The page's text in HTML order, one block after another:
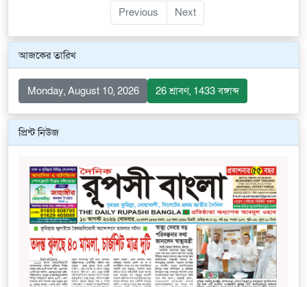
Previous
Next
আজকের তারিখ
Monday, August 10, 2026 26 শ্রাবণ, 1433 বঙ্গাব্দ
প্রিন্ট নিউজ